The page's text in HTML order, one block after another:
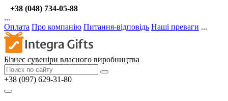
+38 (048) 734-05-88
...
Оплата Про компанію Питання-відповідь Наші преваги ...
Бізнес сувеніри власного виробництва
+38 (097) 629-31-80